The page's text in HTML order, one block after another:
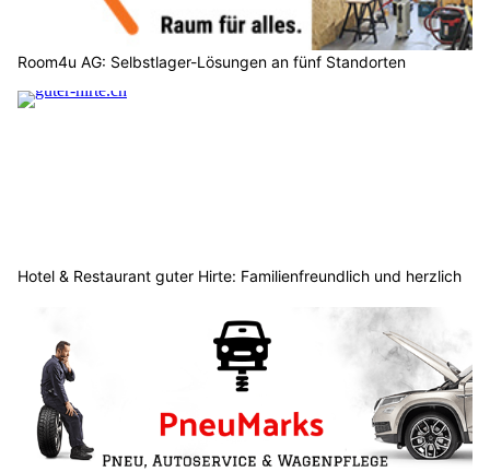
Room4u AG: Selbstlager-Lösungen an fünf Standorten
Hotel & Restaurant guter Hirte: Familienfreundlich und herzlich